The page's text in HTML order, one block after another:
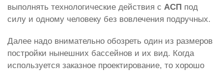
выполнять технологические действия с АСП под
силу и одному человеку без вовлечения подручных.
Далее надо внимательно обозреть один из размеров
постройки нынешних бассейнов и их вид. Когда
используется заказное проектирование, то хорошо